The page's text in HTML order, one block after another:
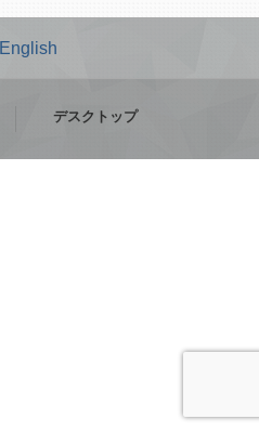
English
デスクトップ